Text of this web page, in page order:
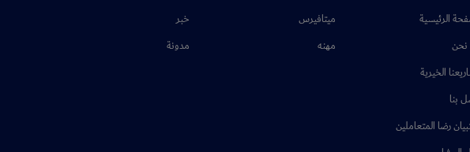
الرئيسية
الخيرية
بنا
رضا المتعاملين
ميتافيرس
مهنه
خبر
مدونة